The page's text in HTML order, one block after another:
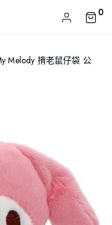
0
Melody 揹老鼠仔袋 公